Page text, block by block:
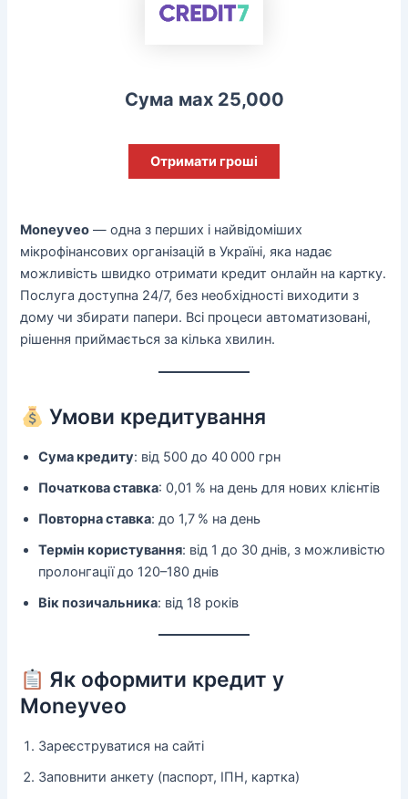
Сума мах 25,000
Отримати гроші
Moneyveo — одна з перших і найвідоміших
мікрофінансових організацій в Україні, яка надає
можливість швидко отримати кредит онлайн на картку.
Послуга доступна 24/7, без необхідності виходити з
дому чи збирати папери. Всі процеси автоматизовані,
рішення приймається за кілька хвилин.
Умови кредитування
Сума кредиту: від 500 до 40 000 грн
Початкова ставка: 0,01 % на день для нових клієнтів
Повторна ставка: до 1,7 % на день
Термін користування: від 1 до 30 днів, з можливістю
пролонгації до 120–180 днів
Вік позичальника: від 18 років
Як оформити кредит у
Moneyveo
Зареєструватися на сайті
Заповнити анкету (паспорт, ІПН, картка)